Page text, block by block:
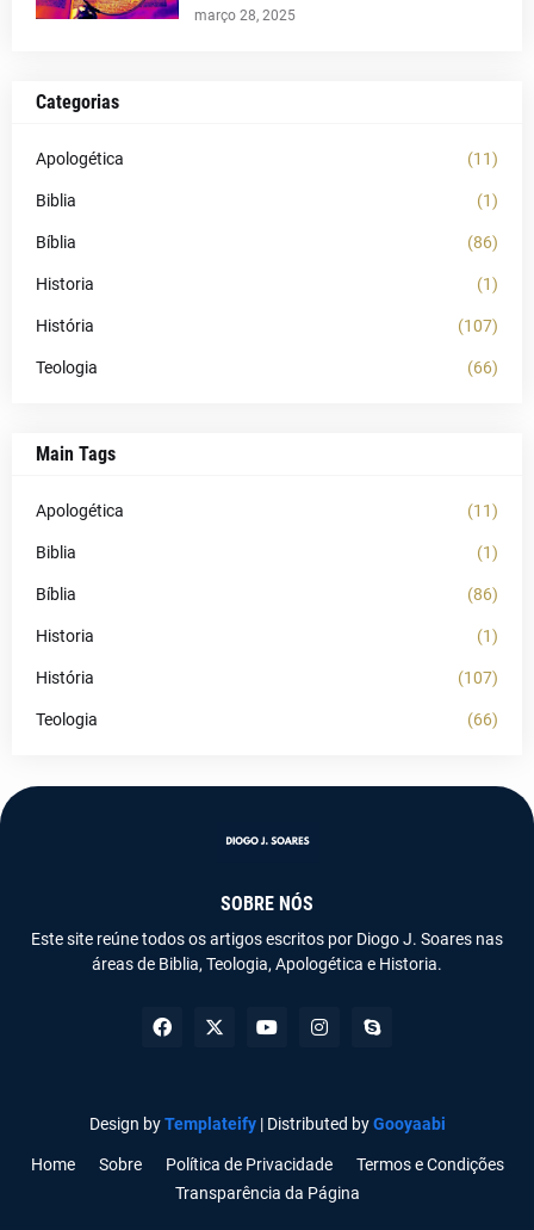
março 28, 2025
Categorias
Apologética (11)
Biblia (1)
Bíblia (86)
Historia (1)
História (107)
Teologia (66)
Main Tags
Apologética (11)
Biblia (1)
Bíblia (86)
Historia (1)
História (107)
Teologia (66)
SOBRE NÓS
Este site reúne todos os artigos escritos por Diogo J. Soares nas
áreas de Biblia, Teologia, Apologética e Historia.
Design byTemplateify| Distributed byGooyaabi
Home Sobre Política de Privacidade
Termos e Condições
Transparência da Página